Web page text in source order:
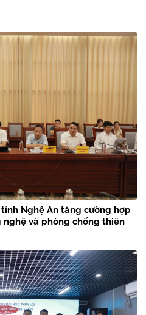
Nghệ An tăng cường hợp
nghệ và phòng chống thiên